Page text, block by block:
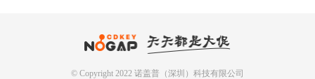
© Copyright 2022 诺盖普（深圳）科技有限公司